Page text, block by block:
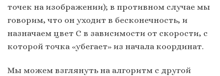
точек на изображении); в противном случае мы
говорим, что он уходит в бесконечность, и
назначаем цвет C в зависимости от скорости, с
которой точка «убегает» из начала координат.
Мы можем взглянуть на алгоритм с другой